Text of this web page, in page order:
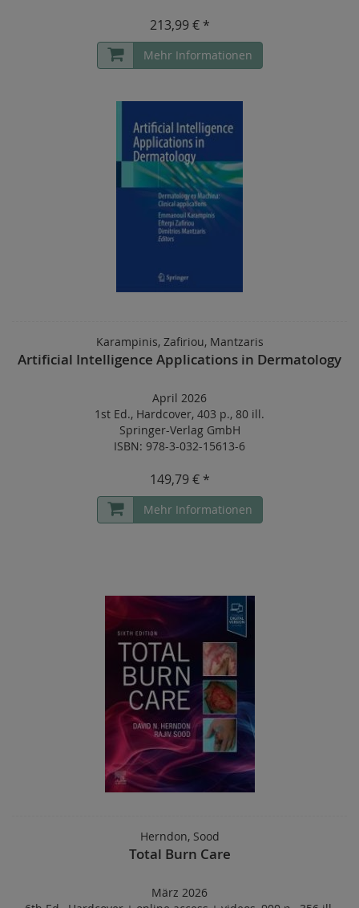
213,99 € *
Mehr Informationen
Karampinis, Zafiriou, Mantzaris
Artificial Intelligence Applications in Dermatology
April 2026
1st Ed., Hardcover, 403 p., 80 ill.
Springer-Verlag GmbH
ISBN: 978-3-032-15613-6
149,79 € *
Mehr Informationen
Herndon, Sood
Total Burn Care
März 2026